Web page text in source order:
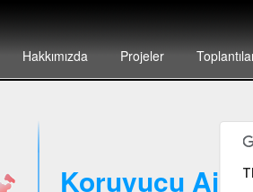
Hakkımızda Projeler
Koruyucu Aile